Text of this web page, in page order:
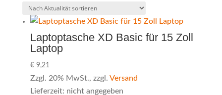
sortiert
Laptoptasche XD Basic für 15 Zoll
Laptop
€9,21
Zzgl. 20% MwSt., zzgl. Versand
Lieferzeit: nicht angegeben